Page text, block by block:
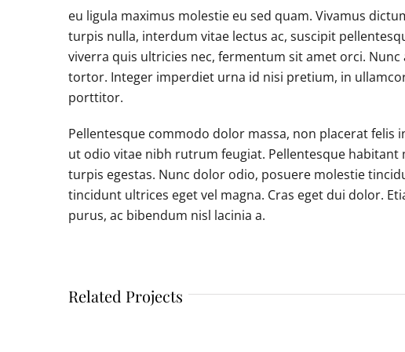
eu ligula maximus molestie eu sed quam. Vivamus
turpis nulla, interdum vitae lectus ac, suscipit
viverra quis ultricies nec, fermentum sit amet orci.
tortor. Integer imperdiet urna id nisi pretium, in
porttitor.
Pellentesque commodo dolor massa, non placerat
ut odio vitae nibh rutrum feugiat. Pellentesque
turpis egestas. Nunc dolor odio, posuere molestie
tincidunt ultrices eget vel magna. Cras eget dui dolor.
purus, ac bibendum nisl lacinia a.
Related Projects